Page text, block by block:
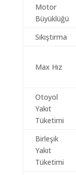
Motor
Büyüklüğü
Sıkıştırma
Max Hız
Otoyol
Yakıt
Tüketimi
Birleşik
Yakıt
Tüketimi